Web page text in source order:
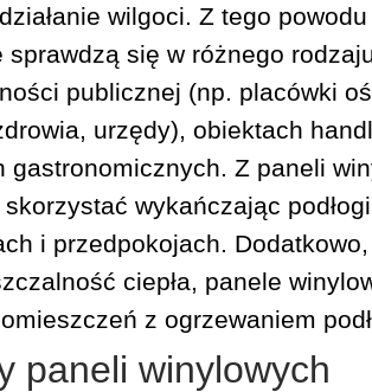
wilgoci. Z tego
sprawdzą się w różnego
publicznej (np. placówki
urzędy), obiektach
gastronomicznych. Z paneli
wykańczając
i przedpokojach.
ciepła, panele
z ogrzewaniem
paneli winylowych